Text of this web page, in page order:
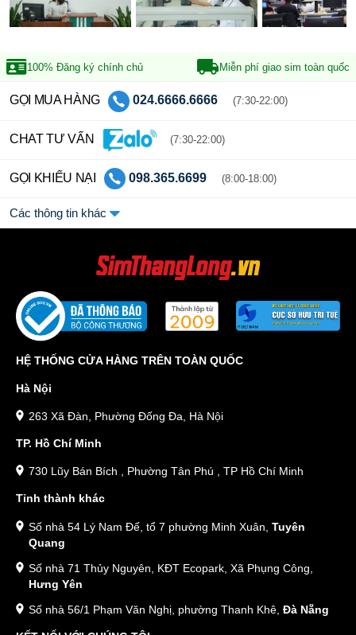
100% Đăng ký chính chủ Miễn phí giao sim toàn quốc
GỌI MUA HÀNG 024.6666.6666 (7:30-22:00)
CHAT TƯ VẤN (7:30-22:00)
GỌI KHIẾU NẠI 098.365.6699 (8:00-18:00)
Các thông tin khác
HỆ THỐNG CỬA HÀNG TRÊN TOÀN QUỐC
Hà Nội
263 Xã Đàn, Phường Đống Đa, Hà Nội
TP. Hồ Chí Minh
730 Lũy Bán Bích , Phường Tân Phú , TP Hồ Chí Minh
Tỉnh thành khác
Số nhà 54 Lý Nam Đế, tổ 7 phường Minh Xuân, Tuyên
Quang
Số nhà 71 Thủy Nguyên, KĐT Ecopark, Xã Phụng Công,
Hưng Yên
Số nhà 56/1 Phạm Văn Nghị, phường Thanh Khê, Đà Nẵng